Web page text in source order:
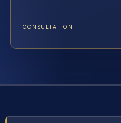
CONSULTATION